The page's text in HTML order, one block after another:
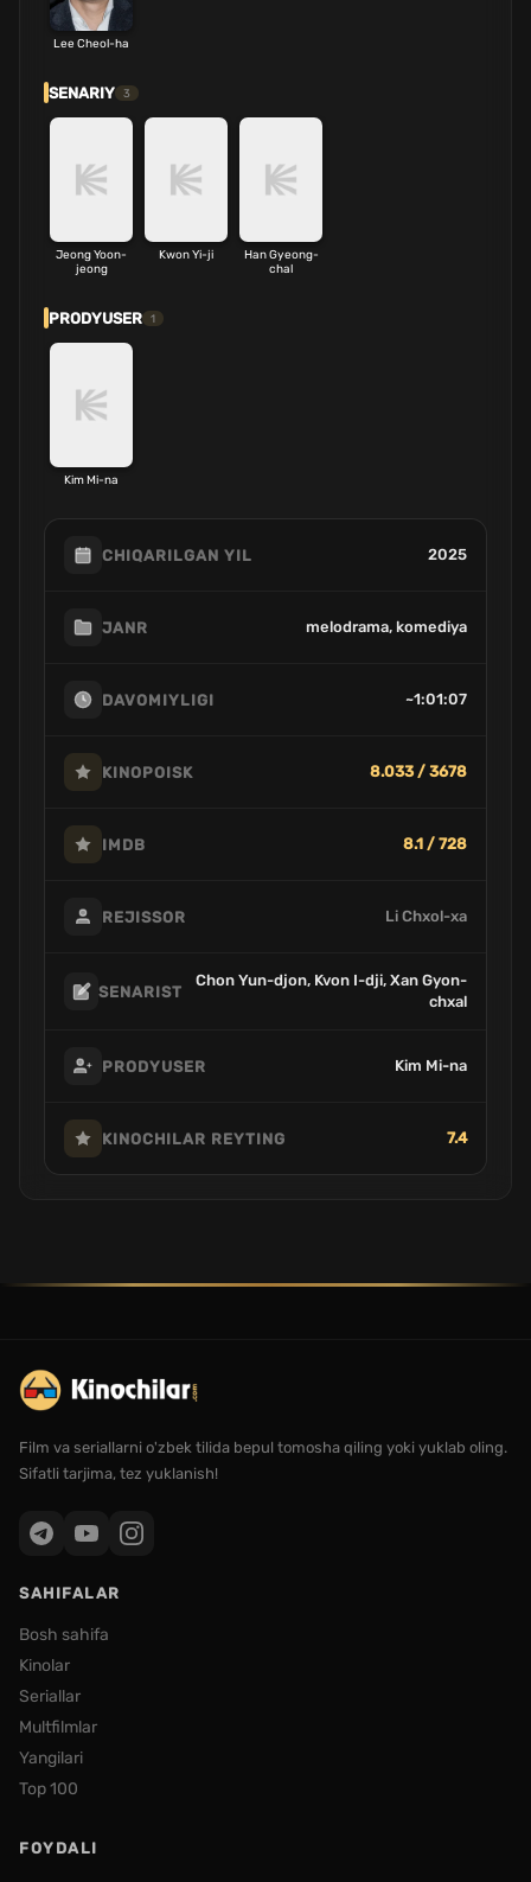
Lee Cheol-ha
SENARIY 3
Jeong Yoon-
jeong
Kwon Yi-ji
Han Gyeong-
chal
PRODYUSER 1
Kim Mi-na
CHIQARILGAN YIL 2025
JANR melodrama, komediya
DAVOMIYLIGI ~1:01:07
KINOPOISK 8.033 / 3678
IMDB 8.1 / 728
REJISSOR Li Chxol-xa
SENARIST
Chon Yun-djon, Kvon I-dji, Xan Gyon-
chxal
PRODYUSER Kim Mi-na
KINOCHILAR REYTING 7.4
Film va seriallarni o'zbek tilida bepul tomosha qiling yoki yuklab oling.
Sifatli tarjima, tez yuklanish!
SAHIFALAR
Bosh sahifa
Kinolar
Seriallar
Multfilmlar
Yangilari
Top 100
FOYDALI